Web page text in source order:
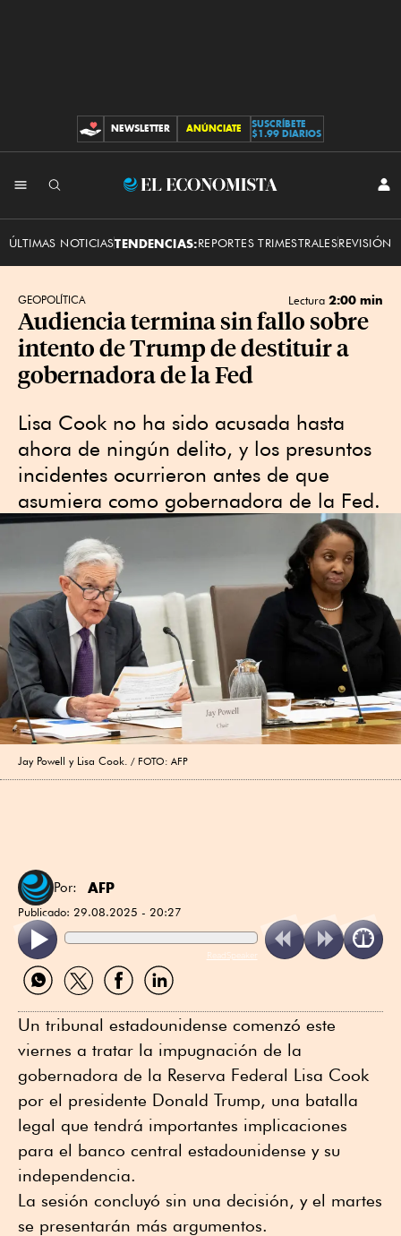
CONTRIBUCIONES
NEWSLETTER ANÚNCIATE
SUSCRÍBETE
$1.99 DIARIOS
El
ÚLTIMAS NOTICIASTENDENCIAS:REPORTES TRIMESTRALESREVISIÓN
GEOPOLÍTICA Lectura 2:00 min
Audiencia termina sin fallo sobre
intento de Trump de destituir a
gobernadora de la Fed
Lisa Cook no ha sido acusada hasta
ahora de ningún delito, y los presuntos
incidentes ocurrieron antes de que
asumiera como gobernadora de la Fed.
Jay Powell y Lisa Cook. FOTO: AFP
Por: AFP
Publicado: 29.08.2025 - 20:27
ReadSpeaker
Compartir
por
Compartir
por
Compartir
por
Compartir
por
Un tribunal estadounidense comenzó este
viernes a tratar la impugnación de la
gobernadora de la Reserva Federal Lisa Cook
por el presidente Donald Trump, una batalla
legal que tendrá importantes implicaciones
para el banco central estadounidense y su
independencia.
La sesión concluyó sin una decisión, y el martes
se presentarán más argumentos.